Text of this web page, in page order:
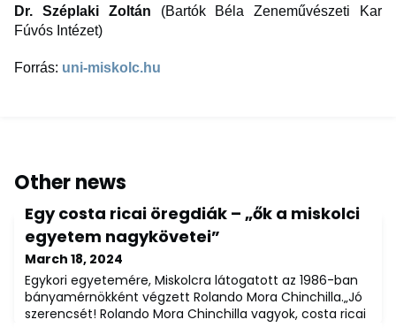
Dr. Széplaki Zoltán (Bartók Béla Zeneművészeti Kar
Fúvós Intézet)
Forrás: uni-miskolc.hu
Other news
Egy costa ricai öregdiák – „ők a miskolci
egyetem nagykövetei”
March 18, 2024
Egykori egyetemére, Miskolcra látogatott az 1986-ban
bányamérnökként végzett Rolando Mora Chinchilla.„Jó
szerencsét! Rolando Mora Chinchilla vagyok, costa ricai